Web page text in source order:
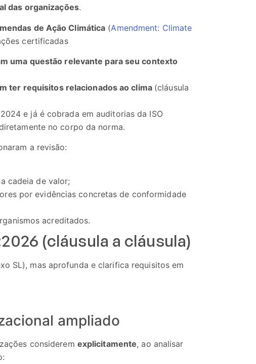
das organizações.
de Ação Climática (Amendment: Climate
certificadas
uma questão relevante para seu contexto
ter requisitos relacionados ao clima (cláusula
e já é cobrada em auditorias da ISO
no corpo da norma.
a revisão:
cadeia de valor;
por evidências concretas de conformidade
acreditados.
(cláusula a cláusula)
SL), mas aprofunda e clarifica requisitos em
ampliado
considerem explicitamente, ao analisar